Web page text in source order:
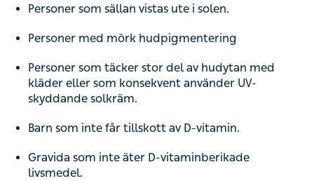
Personer som sällan vistas ute i solen.
Personer med mörk hudpigmentering
Personer som täcker stor del av hudytan med
kläder eller som konsekvent använder UV-
skyddande solkräm.
Barn som inte får tillskott av D-vitamin.
Gravida som inte äter D-vitaminberikade
livsmedel.